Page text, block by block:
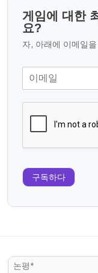
게임에 대한
요?
자, 아래에 이메일
구독하다